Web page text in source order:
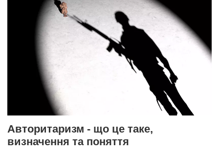
Авторитаризм - що це таке,
визначення та поняття